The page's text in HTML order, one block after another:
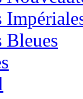
Bleues